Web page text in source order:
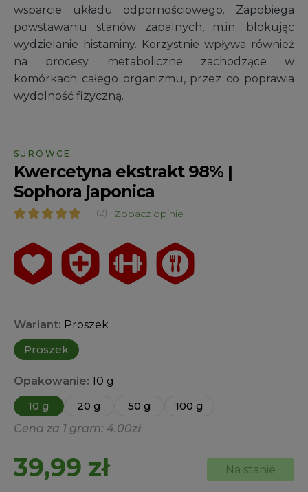
wsparcie układu odpornościowego. Zapobiega
powstawaniu stanów zapalnych, m.in. blokując
wydzielanie histaminy. Korzystnie wpływa również
na procesy metaboliczne zachodzące w
komórkach całego organizmu, przez co poprawia
wydolność fizyczną.
SUROWCE
Kwercetyna ekstrakt 98% |
Sophora japonica
na 5 na
podstawie
ocen
klientów
(2) Zobacz opinie
Wariant: Proszek
Proszek
Opakowanie: 10 g
10 g
20 g 50 g
100 g
Cena za 1 gram: 4.00zł
39,99 zł Na stanie